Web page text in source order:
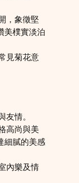
，象徵堅
美樸實淡泊
見菊花意
友情。
高尚與美
細膩的美感
內樂及情